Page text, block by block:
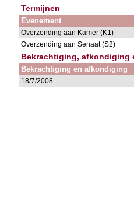
Termijnen
Evenement
Overzending aan Kamer (K1)
Overzending aan Senaat (S2)
Bekrachtiging, afkondiging
Bekrachtiging en afkondiging
18/7/2008